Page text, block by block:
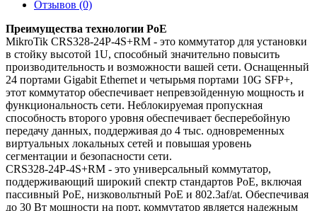
Отзывов (0)
Преимущества технологии PoE
MikroTik CRS328-24P-4S+RM - это коммутатор для установки
в стойку высотой 1U, способный значительно повысить
производительность и возможности вашей сети. Оснащенный
24 портами Gigabit Ethernet и четырьмя портами 10G SFP+,
этот коммутатор обеспечивает непревзойденную мощность и
функциональность сети. Неблокируемая пропускная
способность второго уровня обеспечивает бесперебойную
передачу данных, поддерживая до 4 тыс. одновременных
виртуальных локальных сетей и повышая уровень
сегментации и безопасности сети.
CRS328-24P-4S+RM - это универсальный коммутатор,
поддерживающий широкий спектр стандартов PoE, включая
пассивный PoE, низковольтный PoE и 802.3af/at. Обеспечивая
до 30 Вт мощности на порт, коммутатор является надежным